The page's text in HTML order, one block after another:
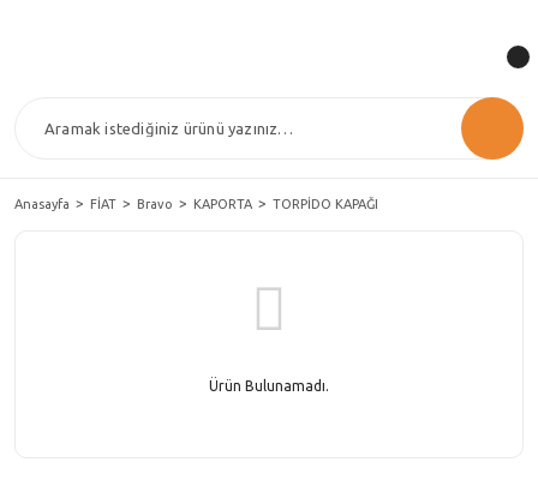
Anasayfa FİAT Bravo KAPORTA TORPİDO KAPAĞI
Ürün Bulunamadı.